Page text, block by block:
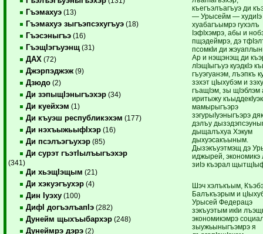
Гъэмахуэ (13)
Гъэмахуэ зыгъэпсэхугъуэ (18)
Гъэсэныгъэ (16)
ГъэщIэгъуэнщ (31)
ДАХ (72)
Джэрпэджэж (9)
Дзюдо (2)
Ди зэпыщIэныгъэхэр (34)
Ди куейхэм (1)
Ди къуэш республикэхэм (177)
Ди нэхъыжьыфIхэр (16)
Ди псэлъэгъухэр (85)
Ди сурэт гъэтIылъыгъэхэр
(341)
Ди хьэщIэщым (21)
Ди хэкуэгъухэр (4)
Дин Iуэху (100)
ДифI догъэлъапIэ (282)
Дунейм щыхъыбархэр (248)
Дунеймрэ дэрэ (2)
къегъэлъагъуэ ди
— Урысейм — худиIэ
хуабагъымрэ гухэлъ
IэфIхэмрэ, абы и
пщэдеймрэ, дэ
псомкIи ди
Ар и нэщэнэщ ди
лIэщIыгъуэ куэдкIэ
гъуэгуанэм, лъэпкъ
зэхэт цIыхубэм и
гъащIэм, зы щIэблэм
иритыжу
мамырыгъэрэ
зэгурыIуэныгъэрэ
дэлъу
дыщалъхуа Хэкум
дыхуэсакъыным.
Дызэкъуэтмэщ дэ
иджырей,
зиIэ къэрал
Шэч хэлъкъым,
Балъкъэрым и
Урысей Федерацэ
зэкъуэтым икIи
экономикэмрэ
зыужьыныгъэмрэ я